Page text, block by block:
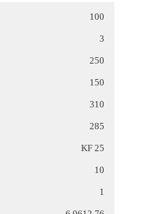
100
3
250
150
310
285
KF 25
10
1